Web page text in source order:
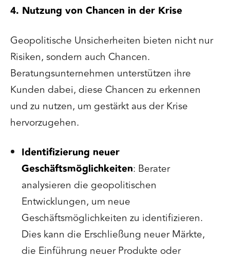
4. Nutzung von Chancen in der Krise
Geopolitische Unsicherheiten bieten nicht nur
Risiken, sondern auch Chancen.
Beratungsunternehmen unterstützen ihre
Kunden dabei, diese Chancen zu erkennen
und zu nutzen, um gestärkt aus der Krise
hervorzugehen.
Identifizierung neuer
Geschäftsmöglichkeiten: Berater
analysieren die geopolitischen
Entwicklungen, um neue
Geschäftsmöglichkeiten zu identifizieren.
Dies kann die Erschließung neuer Märkte,
die Einführung neuer Produkte oder